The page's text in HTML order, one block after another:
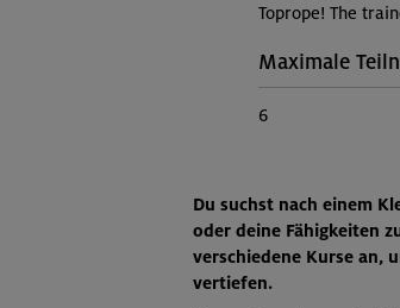
Toprope! The
Maximale
6
Du suchst nach einem
oder deine Fähigkeiten
verschiedene Kurse an,
vertiefen.